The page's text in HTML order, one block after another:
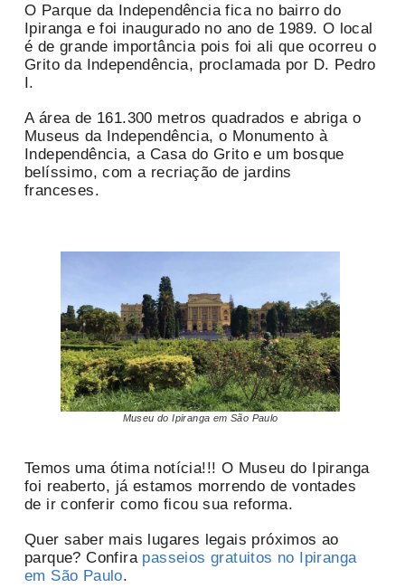
O Parque da Independência fica no bairro do
Ipiranga e foi inaugurado no ano de 1989. O local
é de grande importância pois foi ali que ocorreu o
Grito da Independência, proclamada por D. Pedro
I.
A área de 161.300 metros quadrados e abriga o
Museus da Independência, o Monumento à
Independência, a Casa do Grito e um bosque
belíssimo, com a recriação de jardins
franceses.
Museu do Ipiranga em São Paulo
Temos uma ótima notícia!!! O Museu do Ipiranga
foi reaberto, já estamos morrendo de vontades
de ir conferir como ficou sua reforma.
Quer saber mais lugares legais próximos ao
parque? Confira passeios gratuitos no Ipiranga
em São Paulo.